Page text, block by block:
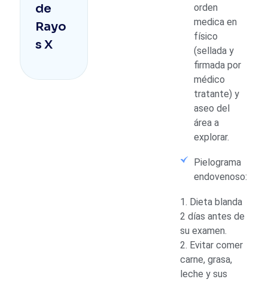
de
Rayo
s X
orden
medica en
físico
(sellada y
firmada por
médico
tratante) y
aseo del
área a
explorar.
Pielograma
endovenoso:
1. Dieta blanda
2 días antes de
su examen.
2. Evitar comer
carne, grasa,
leche y sus